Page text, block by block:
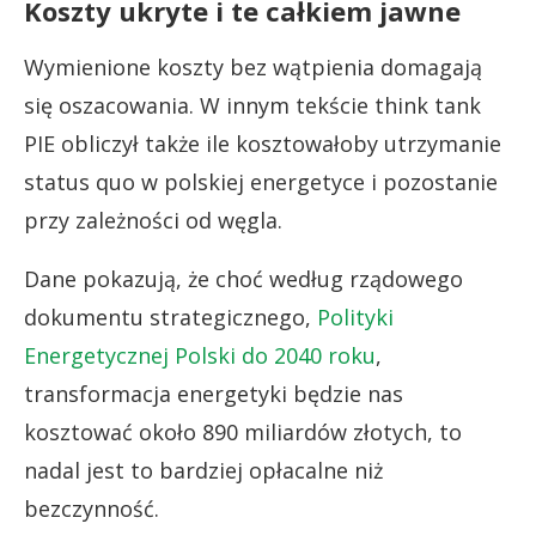
Koszty ukryte i te całkiem jawne
Wymienione koszty bez wątpienia domagają
się oszacowania. W innym tekście think tank
PIE obliczył także ile kosztowałoby utrzymanie
status quo w polskiej energetyce i pozostanie
przy zależności od węgla.
Dane pokazują, że choć według rządowego
dokumentu strategicznego, Polityki
Energetycznej Polski do 2040 roku,
transformacja energetyki będzie nas
kosztować około 890 miliardów złotych, to
nadal jest to bardziej opłacalne niż
bezczynność.